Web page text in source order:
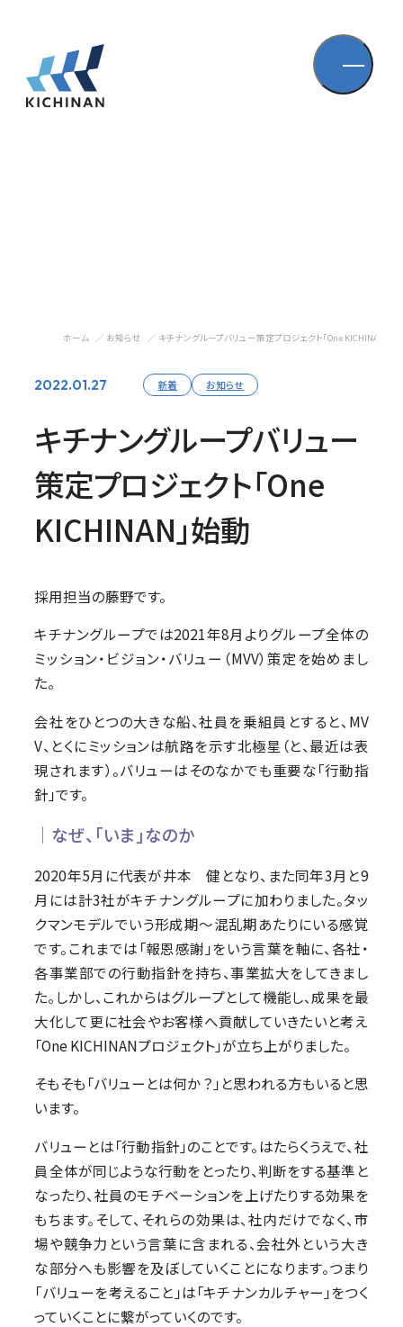
ホーム お知らせ キチナングループバリュー策定プロジェクト「One KICHINAN」始
2022.01.27 新着 お知らせ
キチナングループバリュー
策定プロジェクト「One
KICHINAN」始動
採用担当の藤野です。
キチナングループでは2021年8月よりグループ全体の
ミッション・ビジョン・バリュー（MVV）策定を始めまし
た。
会社をひとつの大きな船、社員を乗組員とすると、MV
V、とくにミッションは航路を示す北極星（と、最近は表
現されます）。バリューはそのなかでも重要な「行動指
針」です。
│なぜ、「いま」なのか
2020年5月に代表が井本 健となり、また同年3月と9
月には計3社がキチナングループに加わりました。タッ
クマンモデルでいう形成期〜混乱期あたりにいる感覚
です。これまでは「報恩感謝」をいう言葉を軸に、各社・
各事業部での行動指針を持ち、事業拡大をしてきまし
た。しかし、これからはグループとして機能し、成果を最
大化して更に社会やお客様へ貢献していきたいと考え
「One KICHINANプロジェクト」が立ち上がりました。
そもそも「バリューとは何か？」と思われる方もいると思
います。
バリューとは「行動指針」のことです。はたらくうえで、社
員全体が同じような行動をとったり、判断をする基準と
なったり、社員のモチベーションを上げたりする効果を
もちます。そして、それらの効果は、社内だけでなく、市
場や競争力という言葉に含まれる、会社外という大き
な部分へも影響を及ぼしていくことになります。つまり
「バリューを考えること」は「キチナンカルチャー」をつく
っていくことに繋がっていくのです。